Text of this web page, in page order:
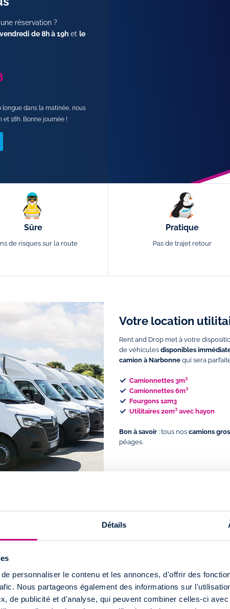
Détails
personnaliser le contenu et les annonces, d'offrir des
Nous partageons également des informations sur
de publicité et d'analyse, qui peuvent combiner celles-ci
réservation ?
de 8h à 19het le
longue dans la matinée, nous
18h. Bonne journée !
Sûre
de risques sur la route
Pratique
Pas de trajet retour
Votre location
Rent and Drop met à votre
de véhicules disponibles
camion à Narbonne qui sera
Camionnettes 3m³
Camionnettes 6m³
Fourgons 12m3
Utilitaires 20m³ avec hayon
Bon à savoir : tous nos camions
péages.
utilitaire à
Drop à: